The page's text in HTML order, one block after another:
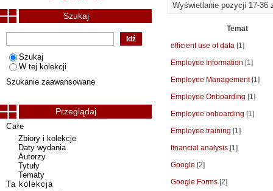
Wyświetlanie pozycji 17-36
Temat
efficient use of data [1]
Employee Information [1]
Employee Management[1]
Employee Onboarding [1]
Employee onboarding [1]
Employee training [1]
financial analysis [1]
Google [2]
Google Forms [2]
Szukaj
Szukaj
W tej kolekcji
Szukanie zaawansowane
Przeglądaj
Całe
Zbiory i kolekcje
Daty wydania
Autorzy
Tytuły
Tematy
Ta kolekcja